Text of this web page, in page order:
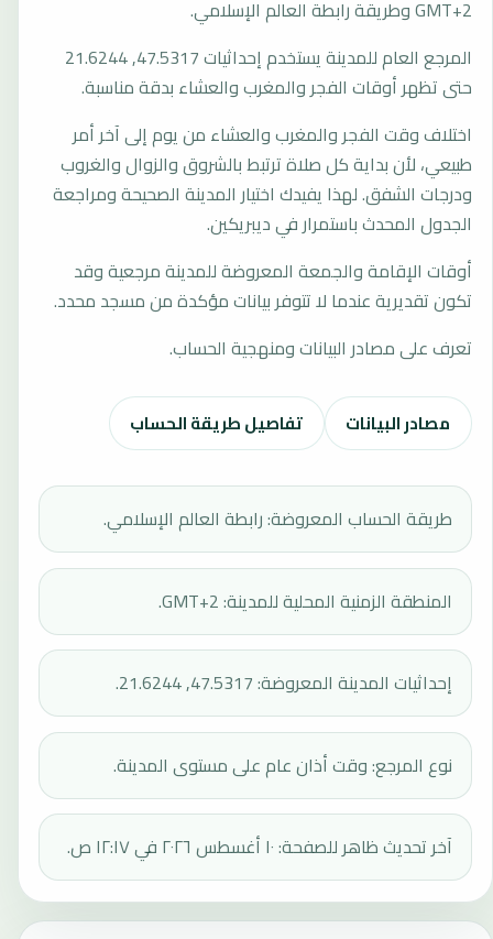
GMT+2 وطريقة رابطة العالم الإسلامي.
المرجع العام للمدينة يستخدم إحداثيات 47.5317, 21.6244
حتى تظهر أوقات الفجر والمغرب والعشاء بدقة مناسبة.
اختلاف وقت الفجر والمغرب والعشاء من يوم إلى آخر أمر
طبيعي، لأن بداية كل صلاة ترتبط بالشروق والزوال والغروب
ودرجات الشفق. لهذا يفيدك اختيار المدينة الصحيحة ومراجعة
الجدول المحدث باستمرار في ديبريكين.
أوقات الإقامة والجمعة المعروضة للمدينة مرجعية وقد
تكون تقديرية عندما لا تتوفر بيانات مؤكدة من مسجد محدد.
تعرف على مصادر البيانات ومنهجية الحساب.
مصادر البيانات تفاصيل طريقة الحساب
طريقة الحساب المعروضة: رابطة العالم الإسلامي.
المنطقة الزمنية المحلية للمدينة: GMT+2.
إحداثيات المدينة المعروضة: 47.5317, 21.6244.
نوع المرجع: وقت أذان عام على مستوى المدينة.
آخر تحديث ظاهر للصفحة: ١٠ أغسطس ٢٠٢٦ في ١٢:١٧ ص.